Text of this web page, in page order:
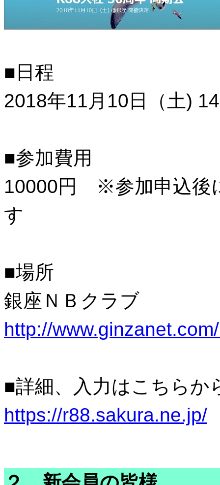
■日程
2018年11月10日（土)
■参加費用
10000円 ※参加申込後
す
■場所
銀座ＮＢクラブ
http://
■詳細、入力はこちらか
https://r88.sakura.ne.jp/